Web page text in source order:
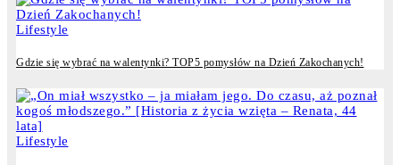
Lifestyle
Gdzie się wybrać na walentynki? TOP5 pomysłów na Dzień Zakochanych!
Lifestyle